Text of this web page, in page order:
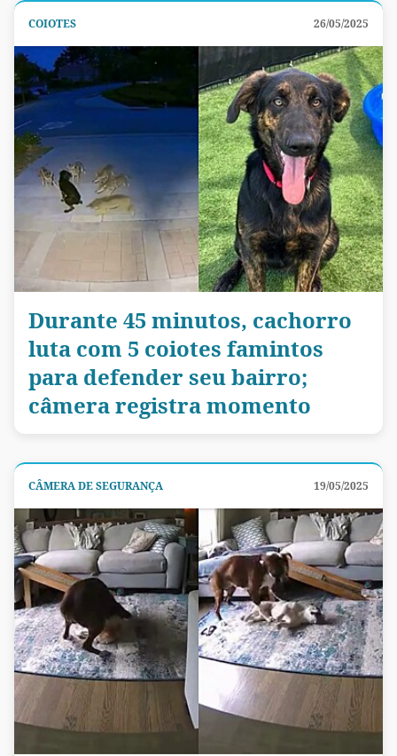
COIOTES 26/05/2025
Durante 45 minutos, cachorro
luta com 5 coiotes famintos
para defender seu bairro;
câmera registra momento
CÂMERA DE SEGURANÇA 19/05/2025